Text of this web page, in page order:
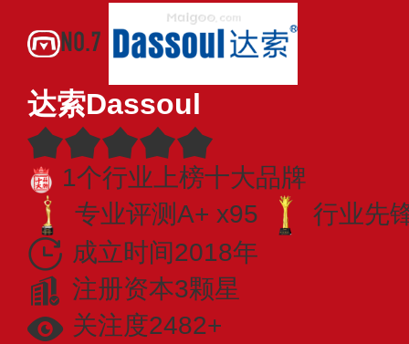
NO.7
达索Dassoul
1个行业上榜十大品牌
专业评测A+ x95
行业先
成立时间2018年
注册资本3颗星
关注度2482+